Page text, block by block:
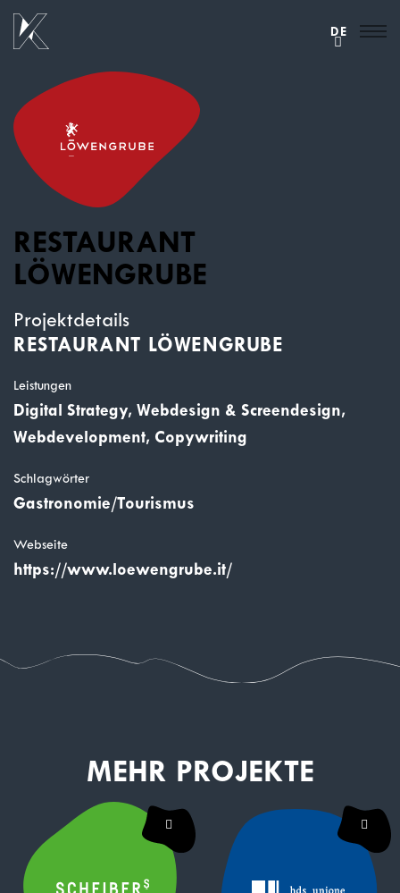
DE
RESTAURANT
LÖWENGRUBE
Projektdetails
RESTAURANT LÖWENGRUBE
Leistungen
Digital Strategy, Webdesign & Screendesign,
Webdevelopment, Copywriting
Schlagwörter
Gastronomie/Tourismus
Webseite
https://www.loewengrube.it/
MEHR PROJEKTE